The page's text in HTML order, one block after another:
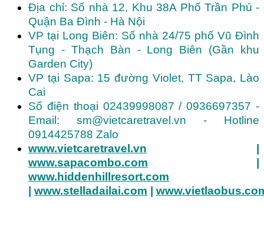
Địa chỉ: Số nhà 12, Khu 38A Phố Trần Phú -
Quận Ba Đình - Hà Nội
VP tại Long Biên: Số nhà 24/75 phố Vũ Đình
Tụng - Thạch Bàn - Long Biên (Gần khu
Garden City)
VP tại Sapa: 15 đường Violet, TT Sapa, Lào
Cai
Số điện thoại 02439998087 / 0936697357 -
Email: sm@vietcaretravel.vn - Hotline
0914425788 Zalo
www.vietcaretravel.vn |
www.sapacombo.com |
www.hiddenhillresort.com
| www.stelladailai.com |